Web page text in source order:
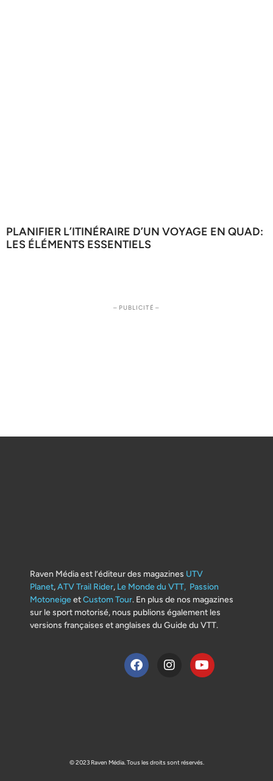
PLANIFIER L’ITINÉRAIRE D’UN VOYAGE EN QUAD:
LES ÉLÉMENTS ESSENTIELS
– PUBLICITÉ –
Raven Média est l’éditeur des magazines UTV
Planet,ATV Trail Rider, Le Monde du VTT, Passion
MotoneigeetCustom Tour. En plus de nos magazines
sur le sport motorisé, nous publions également les
versions françaises et anglaises du Guide du VTT.
© 2023 Raven Média. Tous les droits sont réservés.